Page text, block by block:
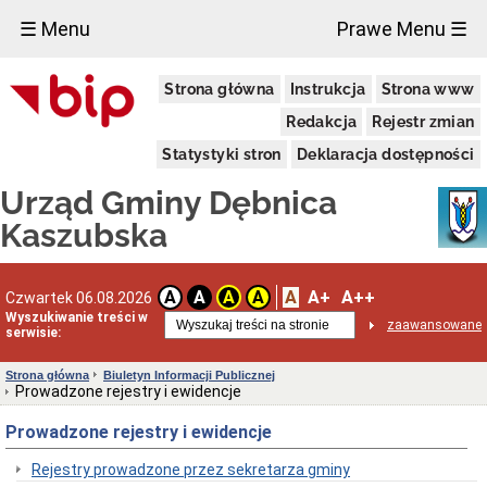
☰ Menu Prawe Menu ☰
Strona główna Instrukcja
Strona www
Redakcja
Rejestr zmian
Statystyki stron
Deklaracja dostępności
Urząd Gminy Dębnica
Kaszubska
Czwartek 06.08.2026 A A A A A A+ A++
Wyszukiwanie treści w
serwisie:
zaawansowane
Urząd
Gminy
Dane
Organizacja
Urzędu
Gminy
Ogłoszenia
sprzedaż
węgla
Ogłoszenia
Oferty
pracy
RODO
Klauzula
informacyjna
Strona główna Biuletyn Informacji Publicznej
Prowadzone rejestry i ewidencje
Prowadzone rejestry i ewidencje
Rejestry prowadzone przez sekretarza gminy
×